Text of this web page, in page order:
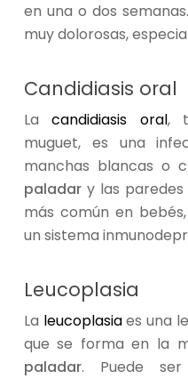
en una o dos
muy dolorosas,
Candidiasis oral
Lacandidiasis oral,
muguet, es una
manchas blancas o
paladary las paredes
más común en
un sistema
Leucoplasia
La leucoplasiaes una
que se forma en la
paladar. Puede